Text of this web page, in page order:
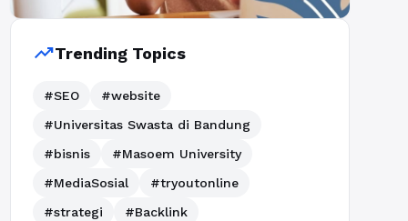
trending_upTrending Topics
#SEO
#website
#Universitas Swasta di Bandung
#bisnis
#Masoem University
#MediaSosial
#tryoutonline
#strategi
#Backlink